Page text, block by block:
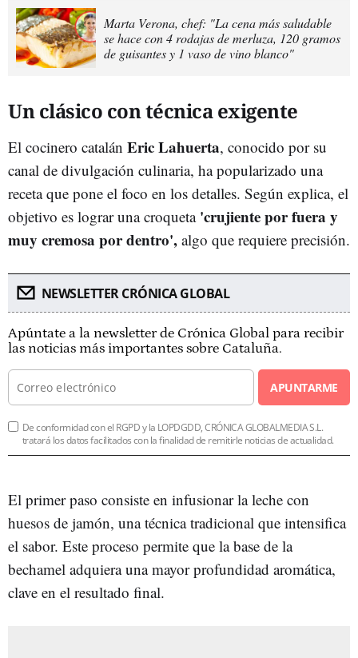
Marta Verona, chef: "La cena más saludable
se hace con 4 rodajas de merluza, 120 gramos
de guisantes y 1 vaso de vino blanco"
Un clásico con técnica exigente
El cocinero catalán Eric Lahuerta, conocido por su
canal de divulgación culinaria, ha popularizado una
receta que pone el foco en los detalles. Según explica, el
objetivo es lograr una croqueta 'crujiente por fuera y
muy cremosa por dentro', algo que requiere precisión.
NEWSLETTER CRÓNICA GLOBAL
Apúntate a la newsletter de Crónica Global para recibir
las noticias más importantes sobre Cataluña.
APUNTARME
De conformidad con el RGPD y la LOPDGDD, CRÓNICA GLOBALMEDIA S.L.
tratará los datos facilitados con la finalidad de remitirle noticias de actualidad.
El primer paso consiste en infusionar la leche con
huesos de jamón, una técnica tradicional que intensifica
el sabor. Este proceso permite que la base de la
bechamel adquiera una mayor profundidad aromática,
clave en el resultado final.